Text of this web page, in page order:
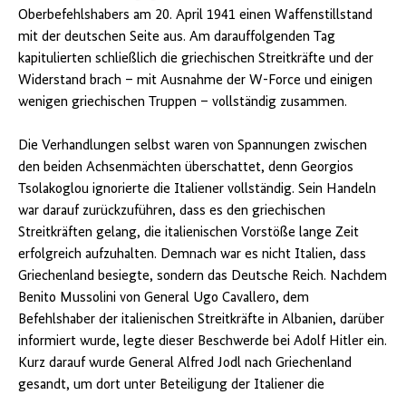
Oberbefehlshabers am 20. April 1941 einen Waffenstillstand
mit der deutschen Seite aus. Am darauffolgenden Tag
kapitulierten schließlich die griechischen Streitkräfte und der
Widerstand brach – mit Ausnahme der W-Force und einigen
wenigen griechischen Truppen – vollständig zusammen.
Die Verhandlungen selbst waren von Spannungen zwischen
den beiden Achsenmächten überschattet, denn Georgios
Tsolakoglou ignorierte die Italiener vollständig. Sein Handeln
war darauf zurückzuführen, dass es den griechischen
Streitkräften gelang, die italienischen Vorstöße lange Zeit
erfolgreich aufzuhalten. Demnach war es nicht Italien, dass
Griechenland besiegte, sondern das Deutsche Reich. Nachdem
Benito Mussolini von General Ugo Cavallero, dem
Befehlshaber der italienischen Streitkräfte in Albanien, darüber
informiert wurde, legte dieser Beschwerde bei Adolf Hitler ein.
Kurz darauf wurde General Alfred Jodl nach Griechenland
gesandt, um dort unter Beteiligung der Italiener die